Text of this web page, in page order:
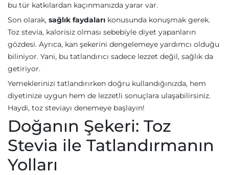
bu tür katkılardan kaçınmanızda yarar var.
Son olarak, sağlık faydaları konusunda konuşmak gerek.
Toz stevia, kalorisiz olması sebebiyle diyet yapanların
gözdesi. Ayrıca, kan şekerini dengelemeye yardımcı olduğu
biliniyor. Yani, bu tatlandırıcı sadece lezzet değil, sağlık da
getiriyor.
Yemeklerinizi tatlandırırken doğru kullandığınızda, hem
diyetinize uygun hem de lezzetli sonuçlara ulaşabilirsiniz.
Haydi, toz steviayı denemeye başlayın!
Doğanın Şekeri: Toz
Stevia ile Tatlandırmanın
Yolları